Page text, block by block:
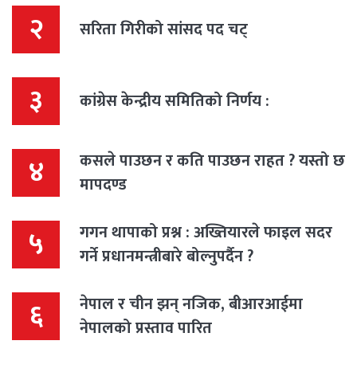
२ सरिता गिरीको सांसद पद चट्
३ कांग्रेस केन्द्रीय समितिको निर्णय :
४
कसले पाउछन र कति पाउछन राहत ? यस्तो छ
मापदण्ड
५
गगन थापाको प्रश्न : अख्तियारले फाइल सदर
गर्ने प्रधानमन्त्रीबारे बोल्नुपर्दैन ?
६
नेपाल र चीन झन् नजिक, बीआरआईमा
नेपालको प्रस्ताव पारित